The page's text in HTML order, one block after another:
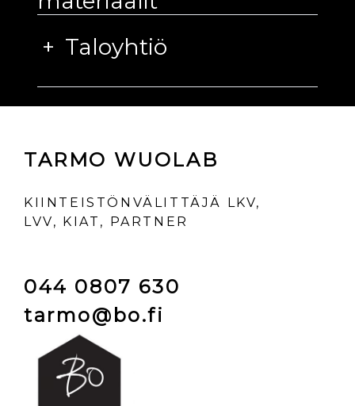
Taloyhtiö
TARMO WUOLAB
KIINTEISTÖNVÄLITTÄJÄ LKV,
LVV, KIAT, PARTNER
044 0807 630
tarmo@bo.fi